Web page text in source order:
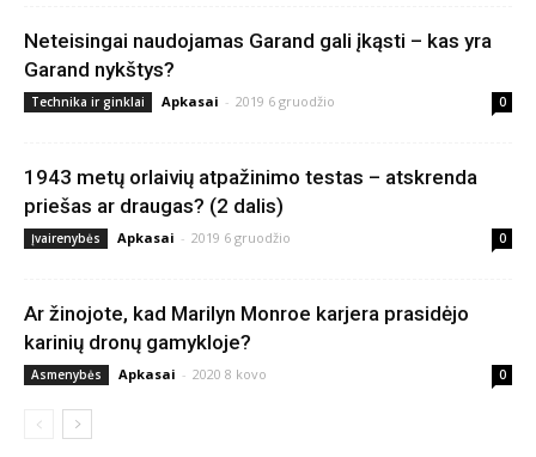
Neteisingai naudojamas Garand gali įkąsti – kas yra
Garand nykštys?
Technika ir ginklai Apkasai - 2019 6 gruodžio 0
1943 metų orlaivių atpažinimo testas – atskrenda
priešas ar draugas? (2 dalis)
Įvairenybės Apkasai - 2019 6 gruodžio 0
Ar žinojote, kad Marilyn Monroe karjera prasidėjo
karinių dronų gamykloje?
Asmenybės Apkasai - 2020 8 kovo 0